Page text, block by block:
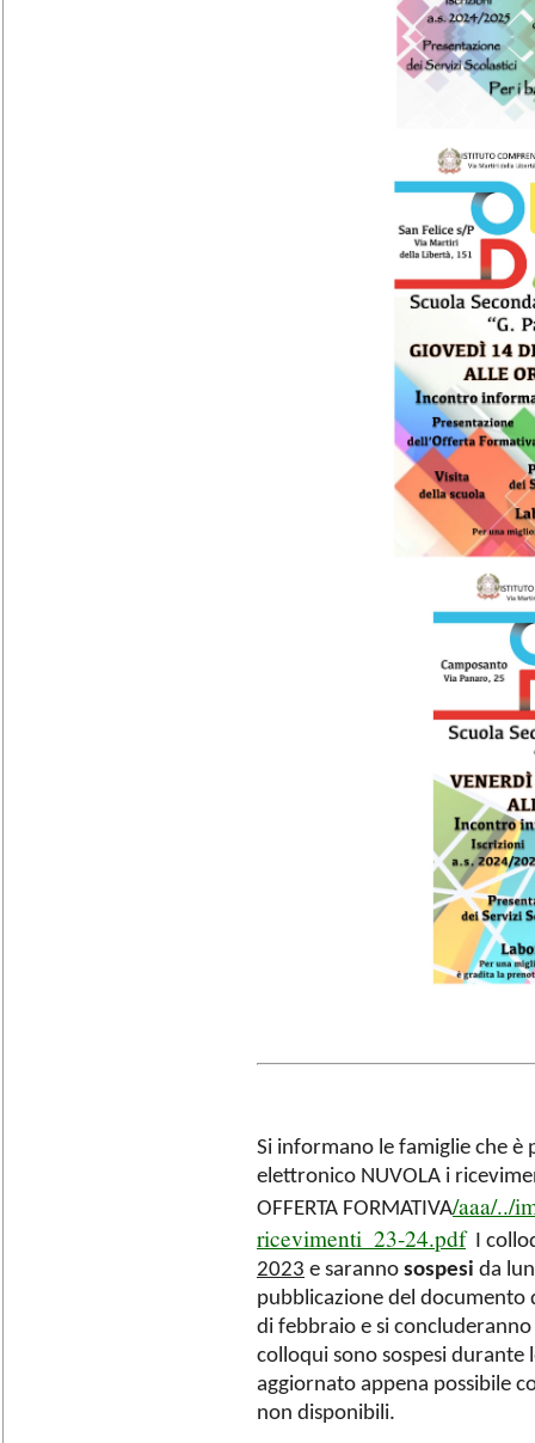
Si informano le famiglie che è
elettronico NUVOLA i
OFFERTA FORMATIVA/aaa/../
ricevimenti_23-24.pdf I
2023 e saranno sospesi da
pubblicazione del documento
di febbraio e si
colloqui sono sospesi
aggiornato appena possibile
non disponibili.